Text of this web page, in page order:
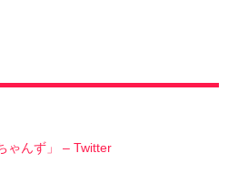
ゃんず」 – Twitter